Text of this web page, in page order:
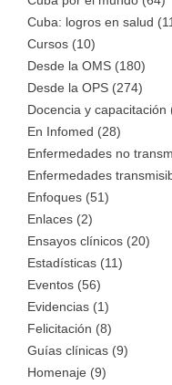
Cuba: logros en salud
Cursos (10)
Desde la OMS (180)
Desde la OPS (274)
Docencia y capacitación
En Infomed (28)
Enfermedades no
Enfermedades
Enfoques (51)
Enlaces (2)
Ensayos clínicos (20)
Estadísticas (11)
Eventos (56)
Evidencias (1)
Felicitación (8)
Guías clínicas (9)
Homenaje (9)